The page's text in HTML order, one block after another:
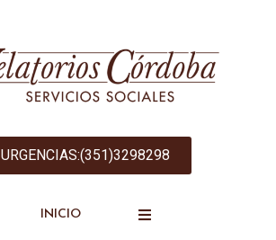
URGENCIAS:(351)3298298
INICIO